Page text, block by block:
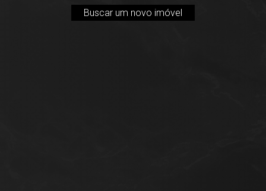
Buscar um novo imóvel